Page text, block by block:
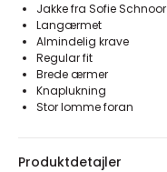
Jakke fra Sofie Schnoor
Langærmet
Almindelig krave
Regular fit
Brede ærmer
Knaplukning
Stor lomme foran
Produktdetajler